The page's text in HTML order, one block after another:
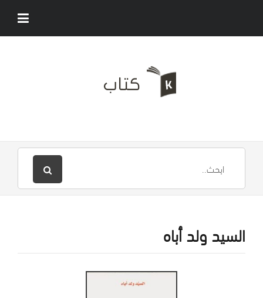
السيد ولد أباه